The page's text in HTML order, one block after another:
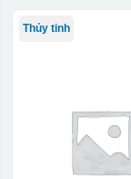
Đây là giấy
sứ, thợ sẽ cắt
nước và trượt
đó bằng
Thủy tinh